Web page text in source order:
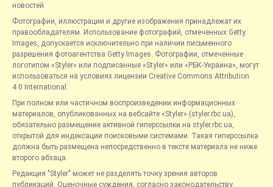
новостей.
Фотографии, иллюстрации и другие изображения принадлежат их
правообладателям. Использование фотографий, отмеченных Getty
Images, допускается исключительно при наличии письменного
разрешения фотоагентства Getty Images. Фотографии, отмеченные
логотипом «Styler» или подписанные «Styler» или «РБК-Украина», могут
использоваться на условиях лицензии Creative Commons Attribution
4.0 International.
При полном или частичном воспроизведении информационных
материалов, опубликованных на вебсайте «Styler» (styler.rbc.ua),
обязательно размещение активной гиперссылки на styler.rbc.ua,
открытой для индексации поисковыми системами. Такая гиперссылка
должна быть размещена непосредственно в тексте материала не ниже
второго абзаца.
Редакция "Styler" может не разделять точку зрения авторов
публикаций. Оценочные суждения, согласно законодательству